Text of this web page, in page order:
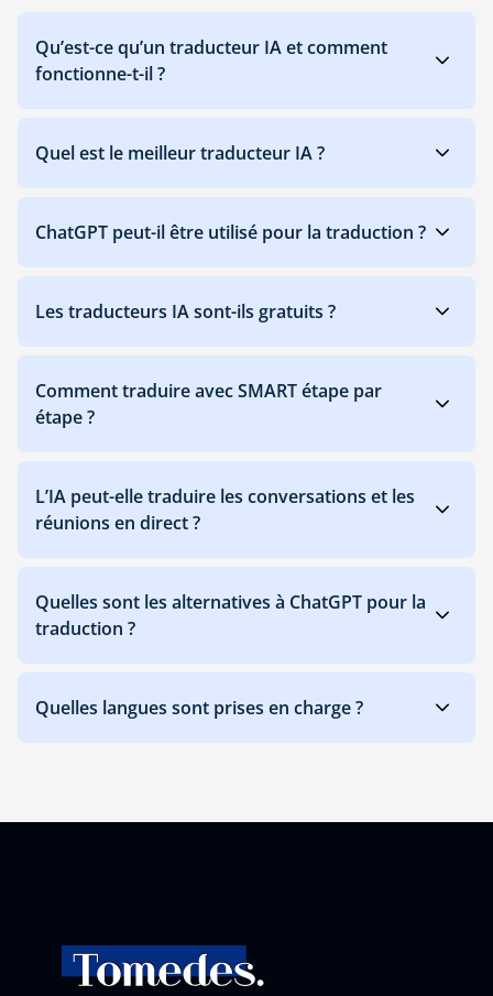
Qu’est-ce qu’un traducteur IA et comment
fonctionne-t-il ?
Quel est le meilleur traducteur IA ?
ChatGPT peut-il être utilisé pour la traduction ?
Les traducteurs IA sont-ils gratuits ?
Comment traduire avec SMART étape par
étape ?
L’IA peut-elle traduire les conversations et les
réunions en direct ?
Quelles sont les alternatives à ChatGPT pour la
traduction ?
Quelles langues sont prises en charge ?